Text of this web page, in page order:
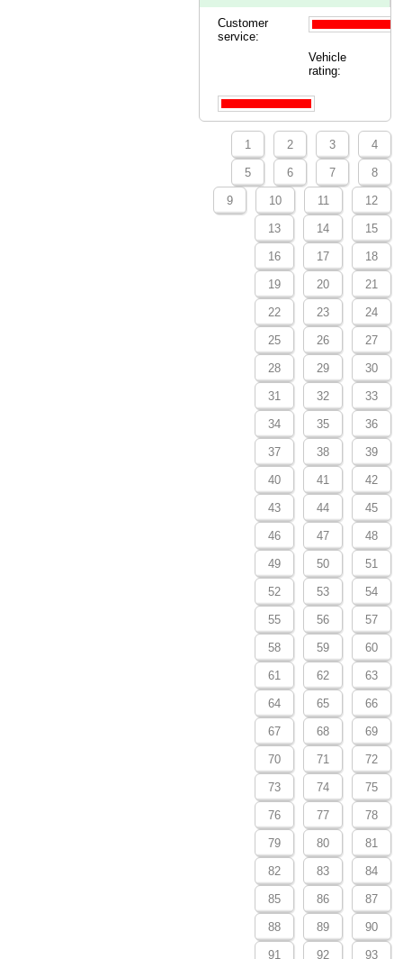
Customer
service:
Vehicle
rating:
1 2 3 4
5 6 7 8
9 10 11 12
13 14 15
16 17 18
19 20 21
22 23 24
25 26 27
28 29 30
31 32 33
34 35 36
37 38 39
40 41 42
43 44 45
46 47 48
49 50 51
52 53 54
55 56 57
58 59 60
61 62 63
64 65 66
67 68 69
70 71 72
73 74 75
76 77 78
79 80 81
82 83 84
85 86 87
88 89 90
91 92 93